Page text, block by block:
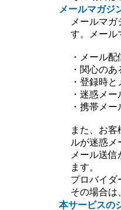
メールマガジ
メールマ
す。メール
・メール
・関心の
・登録時
・迷惑メ
・携帯メ
また、お
ルが迷惑
メール送
ます。
プロバイダ
その場合は
本サービスの